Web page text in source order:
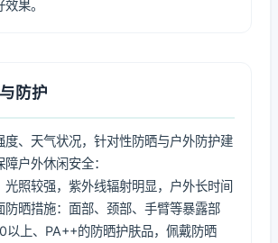
果。
防护
度、天气状况，针对性防晒与户外防护建
户外休闲安全：
光照较强，紫外线辐射明显，户外长时间
防晒措施：面部、颈部、手臂等暴露部
以上、PA++的防晒护肤品，佩戴防晒